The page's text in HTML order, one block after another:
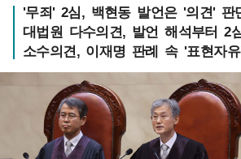
'무죄' 2심, 백현동 발언은 '의견' 판
대법원 다수의견, 발언 해석부터 2
소수의견, 이재명 판례 속 '표현자